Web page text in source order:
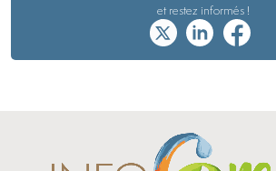
et restez informés !